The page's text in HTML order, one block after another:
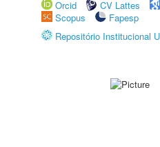
Orcid CV Lattes
Scopus
Fapesp
Repositório Institucional